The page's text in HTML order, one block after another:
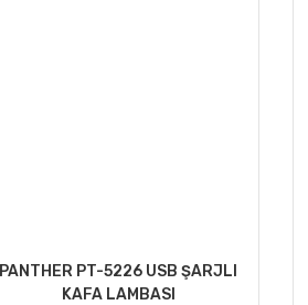
PANTHER PT-5226 USB ŞARJLI
KAFA LAMBASI